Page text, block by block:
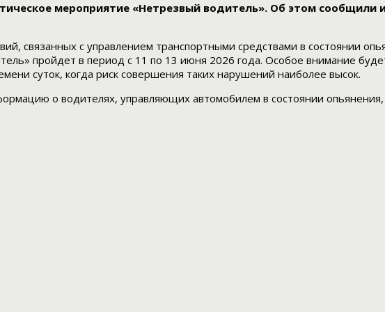
мероприятие «Нетрезвый водитель». Об этом сообщили
связанных с управлением транспортными средствами в состоянии
пройдет в период с 11 по 13 июня 2026 года. Особое внимание
суток, когда риск совершения таких нарушений наиболее высок.
о водителях, управляющих автомобилем в состоянии